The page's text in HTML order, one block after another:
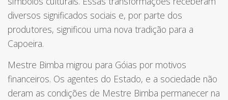
diversos significados sociais e, por parte dos
produtores, significou uma nova tradição para a
Capoeira.
Mestre Bimba migrou para Góias por motivos
financeiros. Os agentes do Estado, e a sociedade não
deram as condições de Mestre Bimba permanecer na